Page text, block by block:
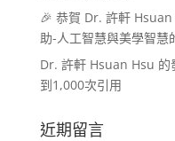
🎉 恭賀 Dr. 許軒
助-人工智慧與美學智慧
Dr. 許軒 Hsuan Hsu 的
到1,000次引用
近期留言